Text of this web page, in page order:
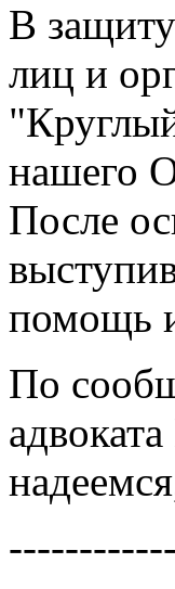
В
лиц и
нашего
После
помощь
По